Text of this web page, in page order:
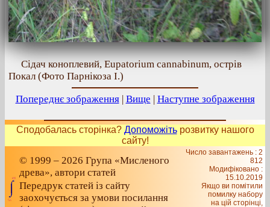
Сідач коноплевий, Eupatorium cannabinum, острів
Покал (Фото Парнікоза І.)
Попереднє зображення| Вище | Наступне зображення
Сподобалась сторінка? Допоможітьрозвитку нашого
сайту!
© 1999 – 2026 Група «Мисленого
древа», автори статей
Передрук статей із сайту
заохочується за умови посилання
Число завантажень : 2
812
Модифіковано :
15.10.2019
Якщо ви помітили
помилку набору
на цiй сторiнцi,